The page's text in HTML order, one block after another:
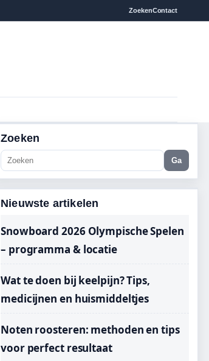
ZoekenContact
Zoeken
Ga
Nieuwste artikelen
Snowboard 2026 Olympische Spelen
– programma & locatie
Wat te doen bij keelpijn? Tips,
medicijnen en huismiddeltjes
Noten roosteren: methoden en tips
voor perfect resultaat